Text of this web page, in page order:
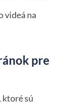
videá na
pre
sú